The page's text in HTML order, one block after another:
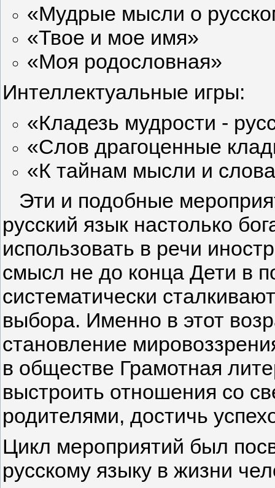
«Мудрые мысли о
«Твое и мое имя»
«Моя родословная»
Интеллектуальные игры:
«Кладезь мудрости -
«Слов драгоценные
«К тайнам мысли и
Эти и подобные
русский язык настолько
использовать в речи
смысл не до конца Дети в
систематически
выбора. Именно в этот
становление
в обществе Грамотная
выстроить отношения со
родителями, достичь
Цикл мероприятий был
русскому языку в жизни